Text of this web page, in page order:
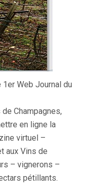
1er Web Journal du
Champagnes,
en ligne la
virtuel –
aux Vins de
– vignerons –
pétillants.